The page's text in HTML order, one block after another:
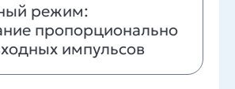
режим:
пропорционально
импульсов